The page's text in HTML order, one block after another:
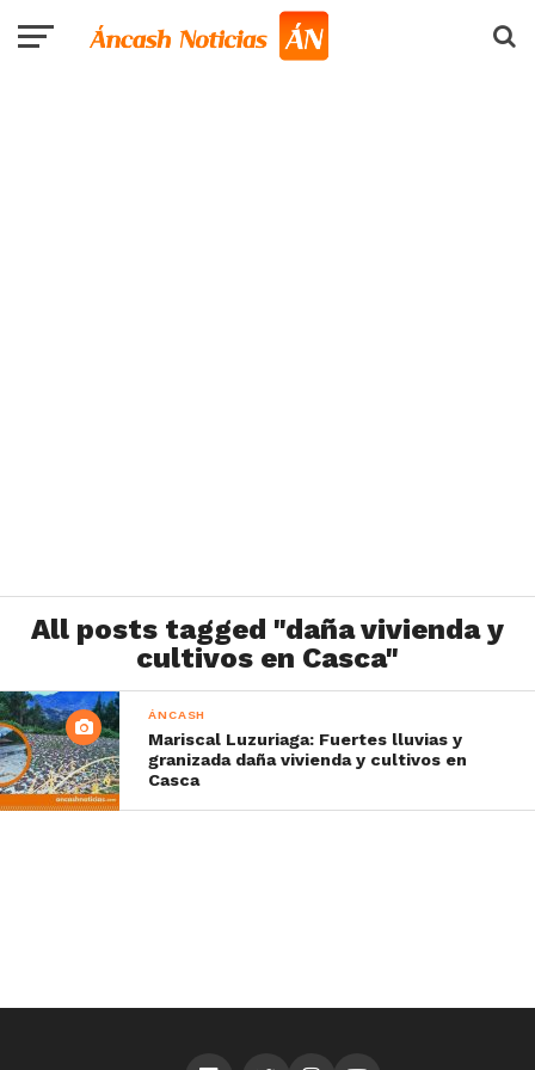
All posts tagged "daña vivienda y
cultivos en Casca"
ÁNCASH
Mariscal Luzuriaga: Fuertes lluvias y
granizada daña vivienda y cultivos en
Casca